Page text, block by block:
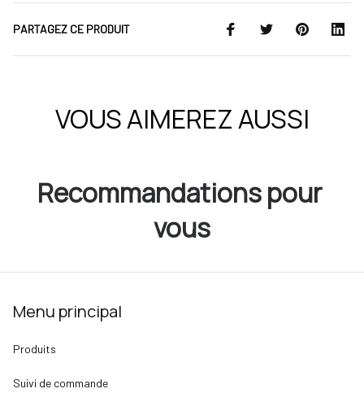
PARTAGEZ CE PRODUIT
VOUS AIMEREZ AUSSI
Recommandations pour
vous
Menu principal
Produits
Suivi de commande